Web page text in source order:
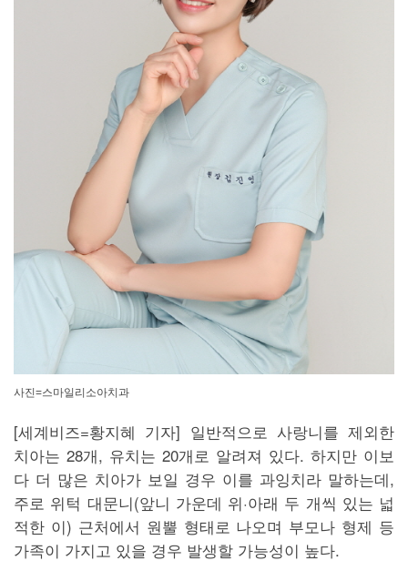
사진=스마일리소아치과
[세계비즈=황지혜 기자] 일반적으로 사랑니를 제외한
치아는 28개, 유치는 20개로 알려져 있다. 하지만 이보
다 더 많은 치아가 보일 경우 이를 과잉치라 말하는데,
주로 위턱 대문니(앞니 가운데 위·아래 두 개씩 있는 넓
적한 이) 근처에서 원뿔 형태로 나오며 부모나 형제 등
가족이 가지고 있을 경우 발생할 가능성이 높다.